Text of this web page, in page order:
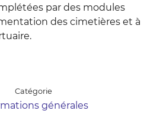
par des modules
des cimetières et à
Catégorie
générales